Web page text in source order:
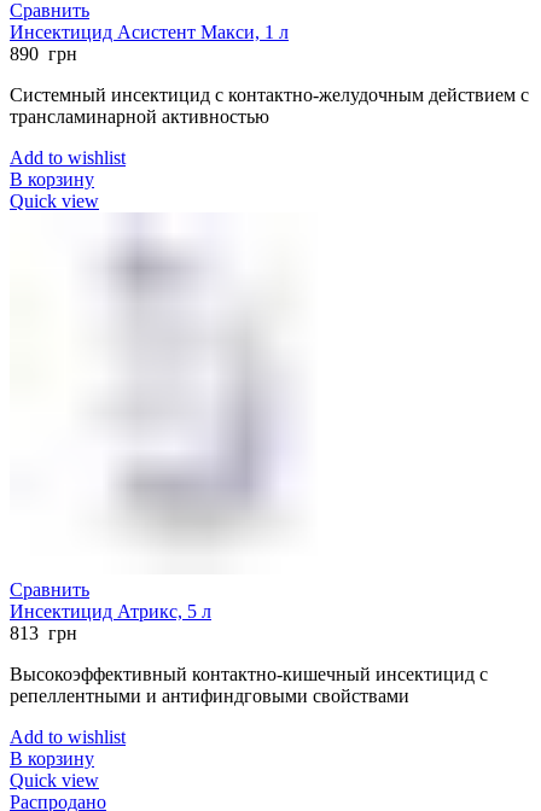
Сравнить
Инсектицид Асистент Макси, 1 л
890 грн
Системный инсектицид с контактно-желудочным действием с
трансламинарной активностью
Add to wishlist
В корзину
Quick view
Сравнить
Инсектицид Атрикс, 5 л
813 грн
Высокоэффективный контактно-кишечный инсектицид с
репеллентными и антифиндговыми свойствами
Add to wishlist
В корзину
Quick view
Распродано